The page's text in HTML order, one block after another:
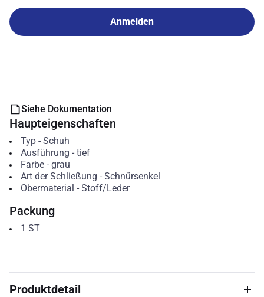
Anmelden
Siehe Dokumentation
Haupteigenschaften
Typ- Schuh
Ausführung - tief
Farbe- grau
Art der Schließung - Schnürsenkel
Obermaterial - Stoff/Leder
Packung
1 ST
Produktdetail